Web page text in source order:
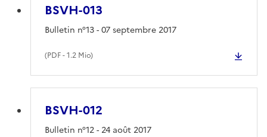
BSVH-013
(PDF- 1.2 Mio)
Bulletin n°13 - 07 septembre 2017
BSVH-012
Bulletin n°12 - 24 août 2017